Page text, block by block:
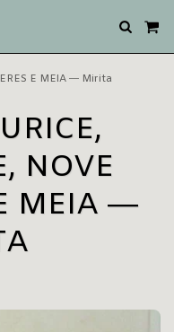
E MEIA ― Mirita
NOVE
MEIA ―